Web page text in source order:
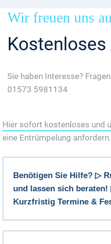
Wir freuen uns
Sie haben Interesse?
01573 5981134
Hier sofort kostenloses und
eine Entrümpelung anfordern.
Benötigen Sie Hilfe? ▷
und lassen sich beraten!
Kurzfristig Termine &